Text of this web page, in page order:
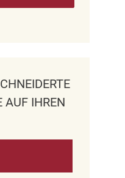
J
IHREN I